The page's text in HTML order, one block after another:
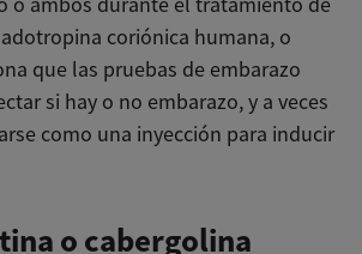
coriónica humana, o
que las pruebas de embarazo
si hay o no embarazo, y a veces
como una inyección para inducir
o cabergolina